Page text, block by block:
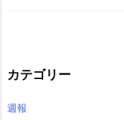
カテゴリー
週報